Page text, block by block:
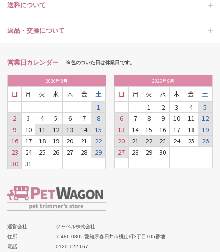
送料について
返品・交換について
営業日カレンダー ※色のついた日は休業日です。
2026年8月
日 月 火 水 木 金
土
1
2
3 4 5 6 7
8
9
10 11 12 13 14
15
16
17 18 19 20 21
22
23
24 25 26 27 28
29
30
31
2026年9月
日 月 火 水 木 金
土
1
2 3 4
5
6
7 8 9 10 11
12
13
14 15 16 17 18
19
20
21 22 23 24 25
26
27
28 29 30
運営会社
ジャペル株式会社
住所
〒486-0802 愛知県春日井市桃山町3丁目105番地
電話
0120-122-667